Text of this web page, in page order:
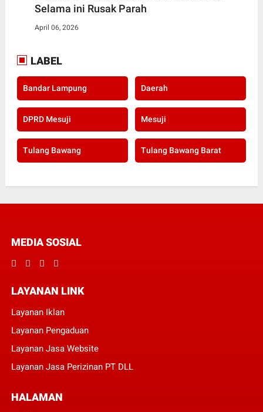
Selama ini Rusak Parah
April 06, 2026
LABEL
Bandar Lampung Daerah
DPRD Mesuji Mesuji
Tulang Bawang Tulang Bawang Barat
MEDIA SOSIAL
LAYANAN LINK
Layanan Iklan
Layanan Pengaduan
Layanan Jasa Website
Layanan Jasa Perizinan PT DLL
HALAMAN